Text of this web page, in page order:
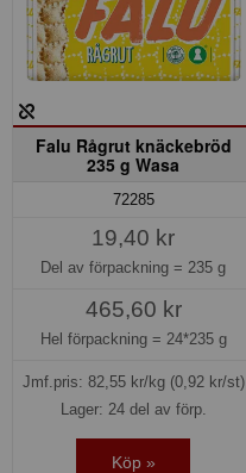
Falu Rågrut knäckebröd
235 g Wasa
72285
19,40 kr
Del av förpackning = 235 g
465,60 kr
Hel förpackning = 24*235 g
Jmf.pris: 82,55kr/kg (0,92 kr/st)
Lager: 24 del av förp.
Köp »